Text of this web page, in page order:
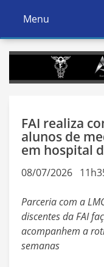
Ativar
Navegação
Menu
FAI realiza
alunos de
em hospital
08/07/2026
Parceria com a
discentes da FAI
acompanhem a
semanas